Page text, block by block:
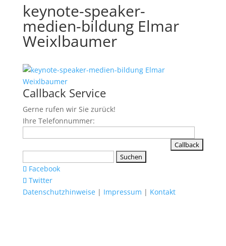
keynote-speaker-
medien-bildung Elmar
Weixlbaumer
Callback Service
Gerne rufen wir Sie zurück!
Ihre Telefonnummer:
nach:
Facebook
Twitter
Datenschutzhinweise| Impressum | Kontakt